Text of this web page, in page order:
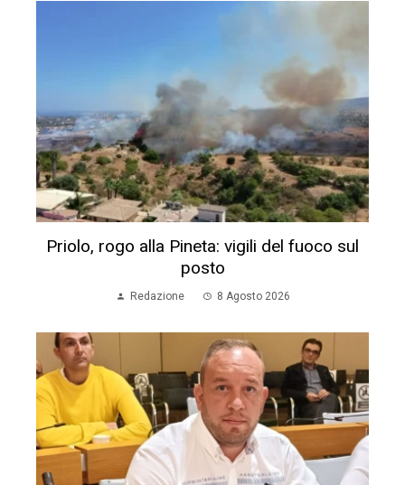
Priolo, rogo alla Pineta: vigili del fuoco sul
posto
Redazione 8 Agosto 2026